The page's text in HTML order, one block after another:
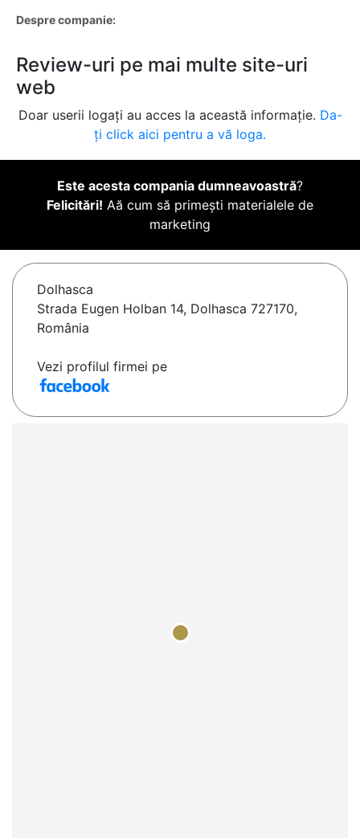
Despre companie:
Review-uri pe mai multe site-uri
web
Doar userii logați au acces la această informație. Da-
ți click aici pentru a vă loga.
Este acesta compania dumneavoastră?
Felicitări! Aă cum să primești materialele de
marketing
Dolhasca
Strada Eugen Holban 14, Dolhasca 727170,
România
Vezi profilul firmei pe